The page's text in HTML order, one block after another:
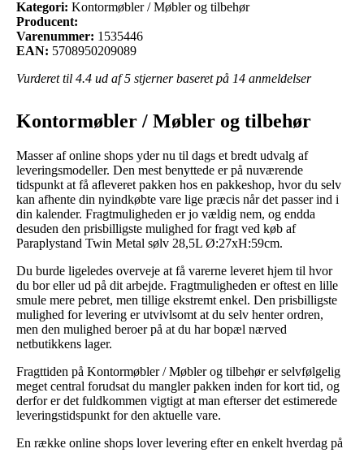
Kategori: Kontormøbler / Møbler og tilbehør
Producent:
Varenummer: 1535446
EAN: 5708950209089
Vurderet til 4.4 ud af 5 stjerner baseret på 14 anmeldelser
Kontormøbler / Møbler og tilbehør
Masser af online shops yder nu til dags et bredt udvalg af
leveringsmodeller. Den mest benyttede er på nuværende
tidspunkt at få afleveret pakken hos en pakkeshop, hvor du selv
kan afhente din nyindkøbte vare lige præcis når det passer ind i
din kalender. Fragtmuligheden er jo vældig nem, og endda
desuden den prisbilligste mulighed for fragt ved køb af
Paraplystand Twin Metal sølv 28,5L Ø:27xH:59cm.
Du burde ligeledes overveje at få varerne leveret hjem til hvor
du bor eller ud på dit arbejde. Fragtmuligheden er oftest en lille
smule mere pebret, men tillige ekstremt enkel. Den prisbilligste
mulighed for levering er utvivlsomt at du selv henter ordren,
men den mulighed beroer på at du har bopæl nærved
netbutikkens lager.
Fragttiden på Kontormøbler / Møbler og tilbehør er selvfølgelig
meget central forudsat du mangler pakken inden for kort tid, og
derfor er det fuldkommen vigtigt at man efterser det estimerede
leveringstidspunkt for den aktuelle vare.
En række online shops lover levering efter en enkelt hverdag på